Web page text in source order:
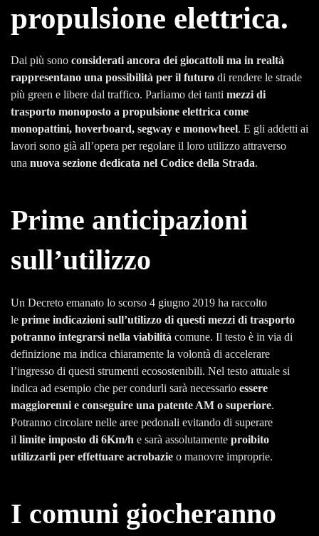
propulsione elettrica.
Dai più sono considerati ancora dei giocattoli ma in realtà
rappresentano una possibilità per il futuro di rendere le strade
più green e libere dal traffico. Parliamo dei tanti mezzi di
trasporto monoposto a propulsione elettrica come
monopattini, hoverboard, segway e monowheel. E gli addetti ai
lavori sono già all’opera per regolare il loro utilizzo attraverso
una nuova sezione dedicata nel Codice della Strada.
Prime anticipazioni
sull’utilizzo
Un Decreto emanato lo scorso 4 giugno 2019 ha raccolto
le prime indicazioni sull’utilizzo di questi mezzi di trasporto
potranno integrarsi nella viabilità comune. Il testo è in via di
definizione ma indica chiaramente la volontà di accelerare
l’ingresso di questi strumenti ecosostenibili. Nel testo attuale si
indica ad esempio che per condurli sarà necessario essere
maggiorenni e conseguire una patente AM o superiore.
Potranno circolare nelle aree pedonali evitando di superare
il limite imposto di 6Km/h e sarà assolutamente proibito
utilizzarli per effettuare acrobazie o manovre improprie.
I comuni giocheranno